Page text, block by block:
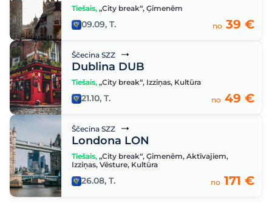
Tiešais, „City break“, Ģimenēm
09.09, T. no 39 €
Ščecina SZZ
Dublina DUB
Tiešais, „City break“, Izziņas, Kultūra
21.10, T. no 49 €
Ščecina SZZ
Londona LON
Tiešais, „City break“, Ģimenēm, Aktīvajiem,
Izziņas, Vēsture, Kultūra
26.08, T. no 171 €